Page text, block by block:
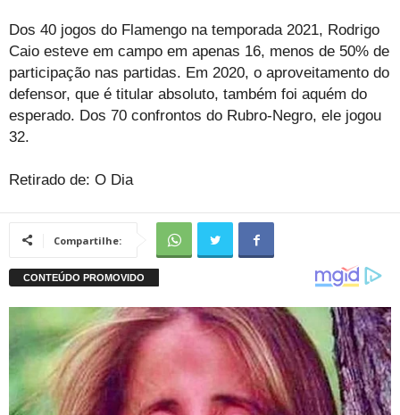
Dos 40 jogos do Flamengo na temporada 2021, Rodrigo
Caio esteve em campo em apenas 16, menos de 50% de
participação nas partidas. Em 2020, o aproveitamento do
defensor, que é titular absoluto, também foi aquém do
esperado. Dos 70 confrontos do Rubro-Negro, ele jogou
32.
Retirado de: O Dia
Compartilhe: